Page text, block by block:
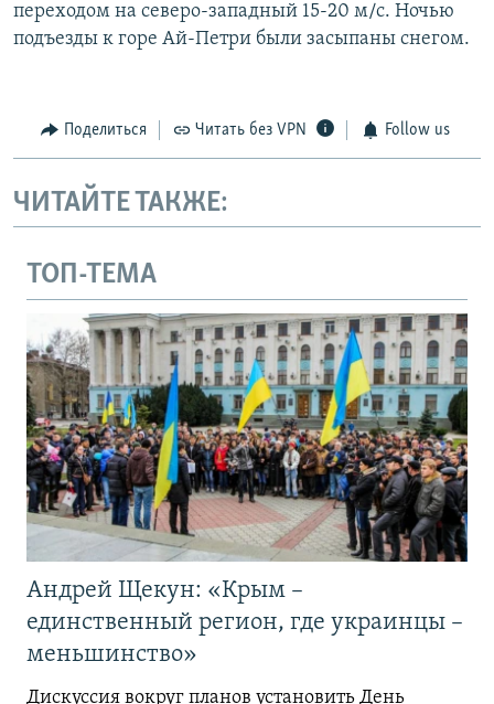
переходом на северо-западный 15-20 м/с. Ночью
подъезды к горе Ай-Петри были засыпаны снегом.
Поделиться Читать без VPN Follow us
ЧИТАЙТЕ ТАКЖЕ:
ТОП-ТЕМА
Андрей Щекун: «Крым –
единственный регион, где украинцы –
меньшинство»
Дискуссия вокруг планов установить День